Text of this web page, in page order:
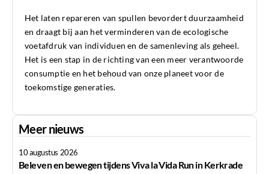
Het laten repareren van spullen bevordert duurzaamheid
en draagt bij aan het verminderen van de ecologische
voetafdruk van individuen en de samenleving als geheel.
Het is een stap in de richting van een meer verantwoorde
consumptie en het behoud van onze planeet voor de
toekomstige generaties.
Meer nieuws
10 augustus 2026
Beleven en bewegen tijdens Viva la Vida Run in Kerkrade